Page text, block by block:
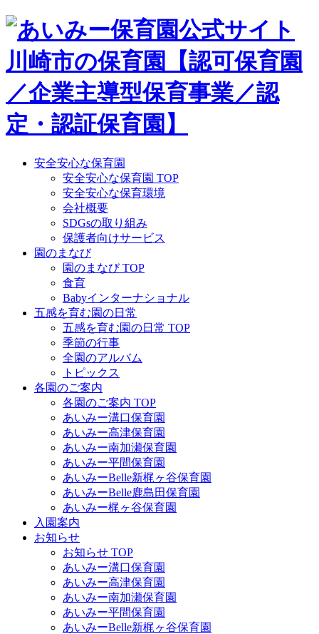
Skip
content
安全安心な保育園
安全安心な保育園 TOP
安全安心な保育環境
会社概要
SDGsの取り組み
保護者向けサービス
園のまなび
園のまなび TOP
食育
Babyインターナショナル
五感を育む園の日常
五感を育む園の日常 TOP
季節の行事
全園のアルバム
トピックス
各園のご案内
各園のご案内 TOP
あいみー溝口保育園
あいみー高津保育園
あいみー南加瀬保育園
あいみー平間保育園
あいみーBelle新梶ヶ谷保育園
あいみーBelle鹿島田保育園
あいみー梶ヶ谷保育園
入園案内
お知らせ
お知らせ TOP
あいみー溝口保育園
あいみー高津保育園
あいみー南加瀬保育園
あいみー平間保育園
あいみーBelle新梶ヶ谷保育園